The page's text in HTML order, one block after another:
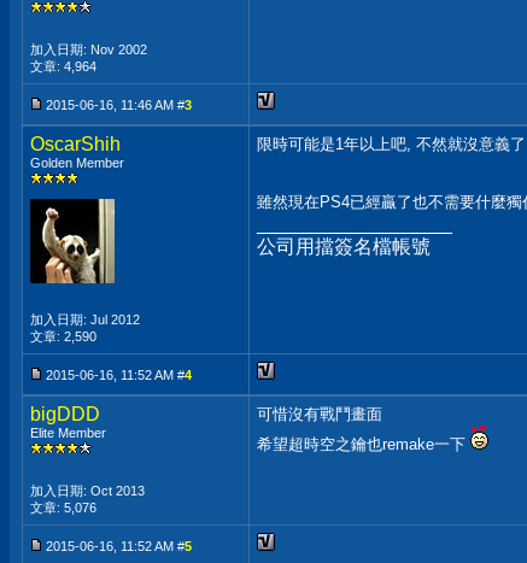
加入日期: Nov 2002
文章: 4,964
2015-06-16, 11:46 AM #3
OscarShih
Golden Member
加入日期: Jul 2012
文章: 2,590
限時可能是1年以上吧, 不然就沒意義了
雖然現在PS4已經贏了也不需要什麼獨
公司用擋簽名檔帳號
2015-06-16, 11:52 AM #4
bigDDD
Elite Member
加入日期: Oct 2013
文章: 5,076
可惜沒有戰鬥畫面
希望超時空之鑰也remake一下
2015-06-16, 11:52 AM #5